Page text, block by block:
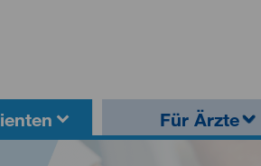
Für Ärzte